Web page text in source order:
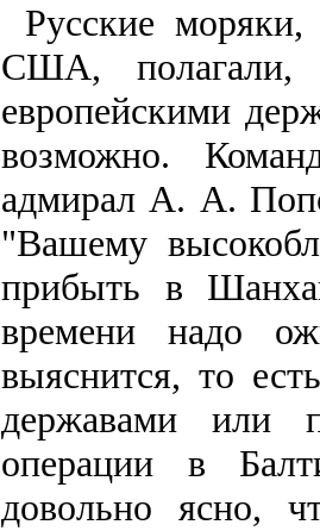
Русские
США, полагали,
европейскими
возможно.
адмирал А. А.
"Вашему
прибыть в
времени надо
выяснится, то
державами или
операции в
довольно ясно,